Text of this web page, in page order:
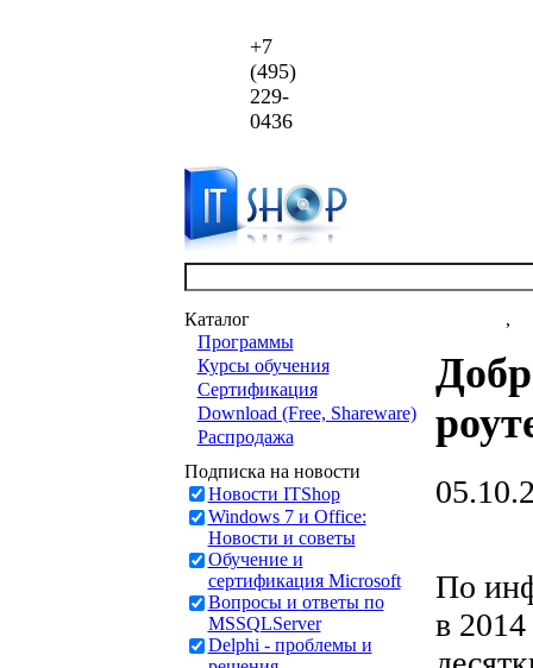
+7
(495)
229-
0436
Каталог
Программы
Курсы обучения
Сертификация
Download (Free, Shareware)
Распродажа
Подписка на новости
Новости ITShop
Windows 7 и Office:
Новости и советы
Обучение и
сертификация Microsoft
Вопросы и ответы по
MSSQLServer
Delphi - проблемы и
,
По
в